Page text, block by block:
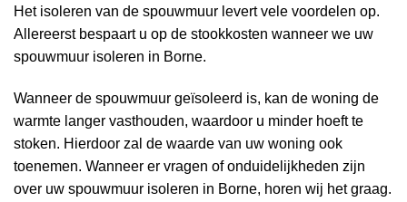
Het isoleren van de spouwmuur levert vele voordelen op.
Allereerst bespaart u op de stookkosten wanneer we uw
spouwmuur isoleren in Borne.
Wanneer de spouwmuur geïsoleerd is, kan de woning de
warmte langer vasthouden, waardoor u minder hoeft te
stoken. Hierdoor zal de waarde van uw woning ook
toenemen. Wanneer er vragen of onduidelijkheden zijn
over uw spouwmuur isoleren in Borne, horen wij het graag.